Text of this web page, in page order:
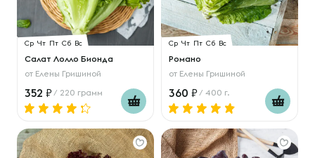
Ср Чт Пт Сб Вс
Салат Лолло Бионда
от Елены Гришиной
352 / 220 грамм
Ср Чт Пт Сб Вс
Романо
от Елены Гришиной
360 / 400 г.